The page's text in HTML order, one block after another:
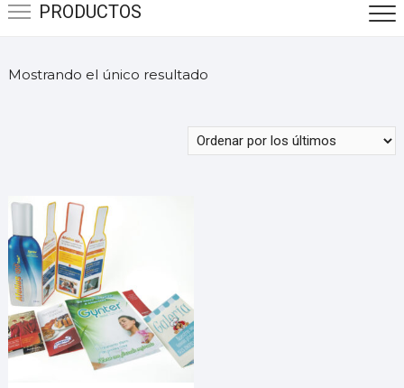
PRODUCTOS
Mostrando el único resultado